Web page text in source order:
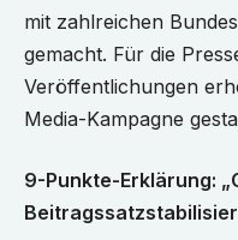
mit zahlreichen
gemacht. Für die
Veröffentlichungen
Media-Kampagne
9-Punkte-Erklärung: